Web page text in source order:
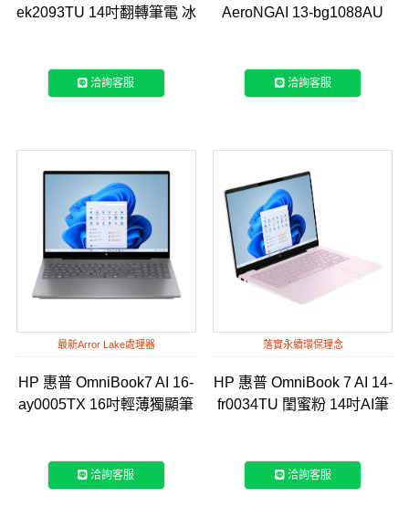
ek2093TU 14吋翻轉筆電 冰
洽詢客服
AeroNGAI 13-bg1088AU
洽詢客服
最新Arror Lake處理器
HP 惠普 OmniBook7 AI 16-
ay0005TX 16吋輕薄獨顯筆
洽詢客服
落實永續環保理念
HP 惠普 OmniBook 7 AI 14-
fr0034TU 閨蜜粉 14吋AI筆
洽詢客服